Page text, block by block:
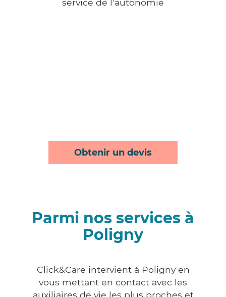
Obtenir un devis
Parmi nos services à
Poligny
Click&Care intervient à Poligny en
vous mettant en contact avec les